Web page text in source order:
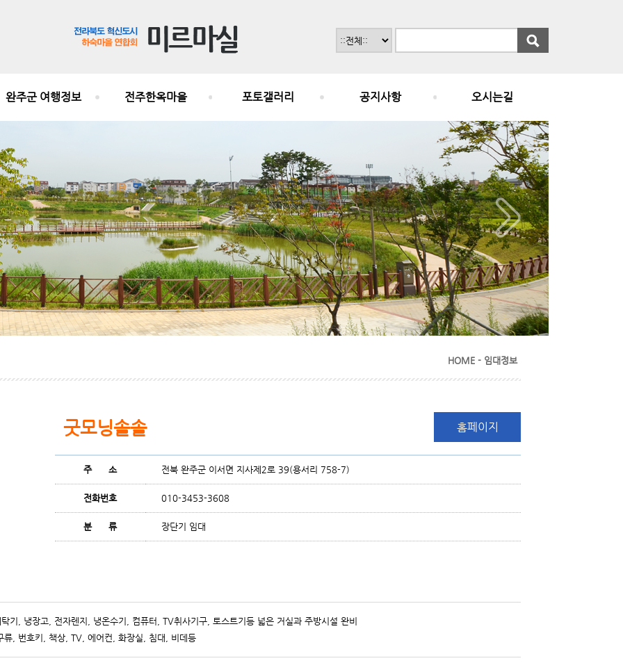
완주군 여행정보 전주한옥마을 포토갤러리 공지사항 오시는길
HOME - 임대정보
굿모닝솔솔 홈페이지
주 소 전북 완주군 이서면 지사제2로 39(용서리 758-7)
전화번호 010-3453-3608
분 류 장단기 임대
기, 냉장고, 전자렌지, 냉온수기, 컴퓨터, TV취사기구, 토스트기등 넓은 거실과 주방시설 완비
류, 번호키, 책상, TV, 에어컨, 화장실, 침대, 비데등